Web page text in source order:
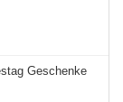
Geschenke